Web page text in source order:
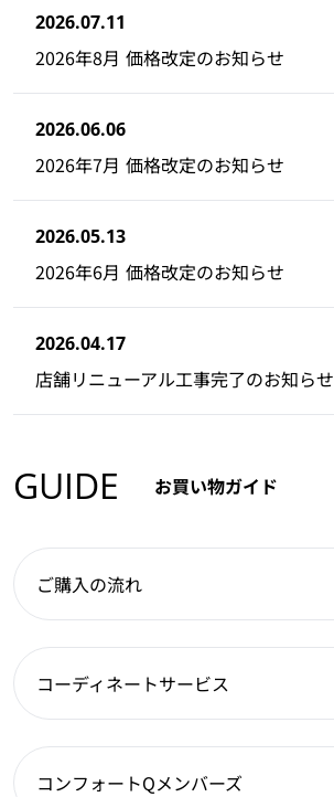
2026.07.11
2026年8月 価格改定のお知らせ
2026.06.06
2026年7月 価格改定のお知らせ
2026.05.13
2026年6月 価格改定のお知らせ
2026.04.17
店舗リニューアル工事完了のお知らせ
GUIDE お買い物ガイド
ご購入の流れ
コーディネートサービス
コンフォートQメンバーズ